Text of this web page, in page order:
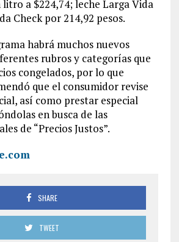
a $224,74; leche Larga Vida
Check por 214,92 pesos.
habrá muchos nuevos
rubros y categorías que
congelados, por lo que
que el consumidor revise
así como prestar especial
en busca de las
de “Precios Justos”.
SHARE
TWEET